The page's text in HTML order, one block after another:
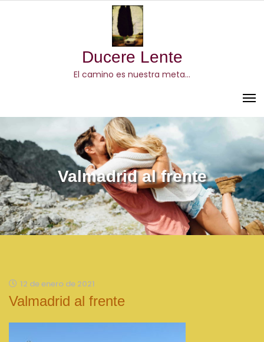
Ducere Lente
El camino es nuestra meta…
Valmadrid al frente
12 de enero de 2021
Valmadrid al frente